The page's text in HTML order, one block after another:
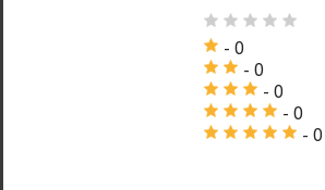
- 0
- 0
- 0
- 0
- 0